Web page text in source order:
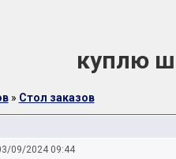
куплю
» Стол заказов
09/2024 09:44